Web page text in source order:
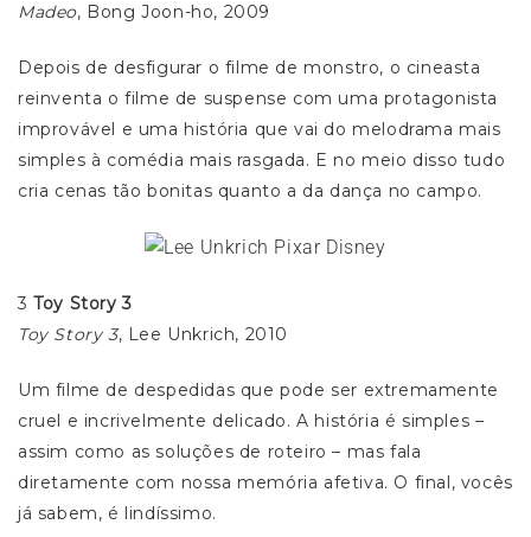
Madeo, Bong Joon-ho, 2009
Depois de desfigurar o filme de monstro, o cineasta
reinventa o filme de suspense com uma protagonista
improvável e uma história que vai do melodrama mais
simples à comédia mais rasgada. E no meio disso tudo
cria cenas tão bonitas quanto a da dança no campo.
3Toy Story 3
Toy Story 3, Lee Unkrich, 2010
Um filme de despedidas que pode ser extremamente
cruel e incrivelmente delicado. A história é simples –
assim como as soluções de roteiro – mas fala
diretamente com nossa memória afetiva. O final, vocês
já sabem, é lindíssimo.